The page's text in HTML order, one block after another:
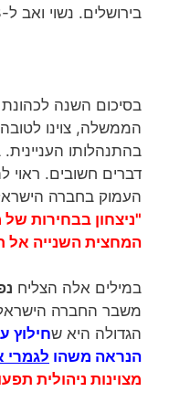
בירושלים. נשוי ואב ל-3 ילדים.
בסיכום השנה לכהונת
הממשלה, צוינו לטובה
בהתנהלותו
דברים חשובים. ראוי
העמוק בחברה
"ניצחון בבחירות
המחצית השנייה אל
במילים אלה הצליח
משבר החברה
הגדולה היא שחילוץ
הנראה משהו לגמרי
מצוינות ניהולית